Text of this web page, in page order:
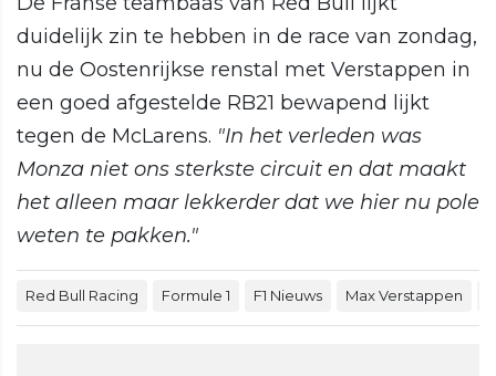
duidelijk zin te hebben in de race van zondag,
nu de Oostenrijkse renstal met Verstappen in
een goed afgestelde RB21 bewapend lijkt
tegen de McLarens. "In het verleden was
Monza niet ons sterkste circuit en dat maakt
het alleen maar lekkerder dat we hier nu pole
weten te pakken."
Red Bull Racing Formule 1 F1 Nieuws Max Verstappen